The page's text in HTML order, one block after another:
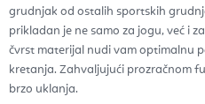
grudnjak od ostalih sportskih
prikladan je ne samo za jogu, već i
čvrst materijal nudi vam optimalnu
kretanja. Zahvaljujući prozračnom
brzo uklanja.